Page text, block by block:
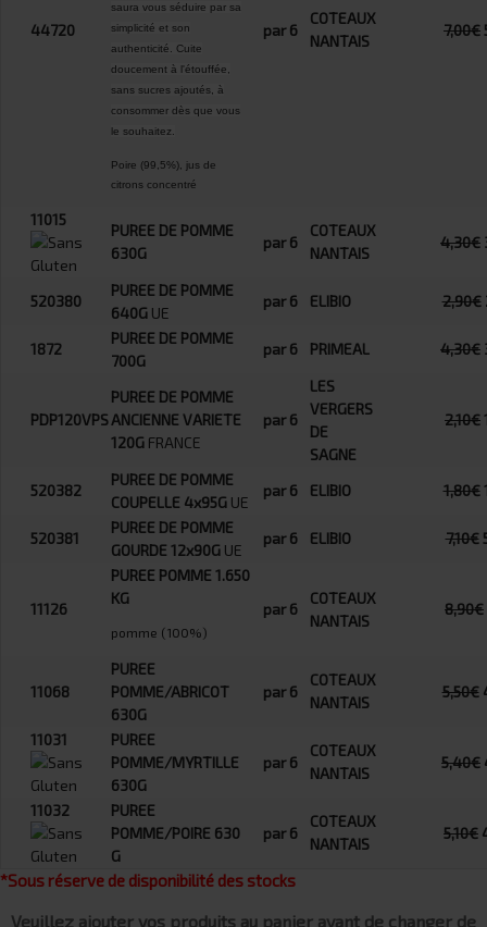
44720
saura vous séduire par sa
simplicité et son
authenticité. Cuite
doucement à l'étouffée,
sans sucres ajoutés, à
consommer dès que vous
le souhaitez.
Poire (99,5%), jus de
citrons concentré
par 6
COTEAUX
NANTAIS
7,00€
11015
PUREE DE POMME
630G
par 6
COTEAUX
NANTAIS
4,30€
520380
PUREE DE POMME
640G UE
par 6 ELIBIO 2,90€
1872
PUREE DE POMME
700G
par 6 PRIMEAL 4,30€
PDP120VPS
PUREE DE POMME
ANCIENNE VARIETE
120G FRANCE
par 6
LES
VERGERS
DE
SAGNE
2,10€
520382
PUREE DE POMME
COUPELLE 4x95G UE
par 6 ELIBIO 1,80€
520381
PUREE DE POMME
GOURDE 12x90G UE
par 6 ELIBIO 7,10€
11126
PUREE POMME 1.650
KG
pomme (100%)
par 6
COTEAUX
NANTAIS
8,90€
11068
PUREE
POMME/ABRICOT
630G
par 6
COTEAUX
NANTAIS
5,50€
11031
PUREE
POMME/MYRTILLE
630G
par 6
COTEAUX
NANTAIS
5,40€
11032
PUREE
POMME/POIRE 630
G
par 6
COTEAUX
NANTAIS
5,10€
*Sous réserve de disponibilité des stocks
Veuillez ajouter vos produits au panier avant de changer de